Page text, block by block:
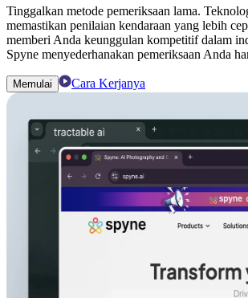
Tinggalkan metode pemeriksaan lama.
memastikan penilaian kendaraan yang lebih
memberi Anda keunggulan kompetitif dalam
Spyne menyederhanakan pemeriksaan Anda
Memulai Cara Kerjanya